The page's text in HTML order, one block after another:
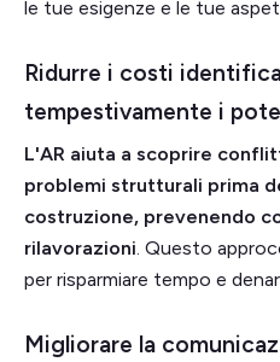
le tue esigenze e le tue
Ridurre i costi
tempestivamente i
L'AR aiuta a scoprire
problemi strutturali prima
costruzione, prevenendo
rilavorazioni. Questo
per risparmiare tempo e
Migliorare la